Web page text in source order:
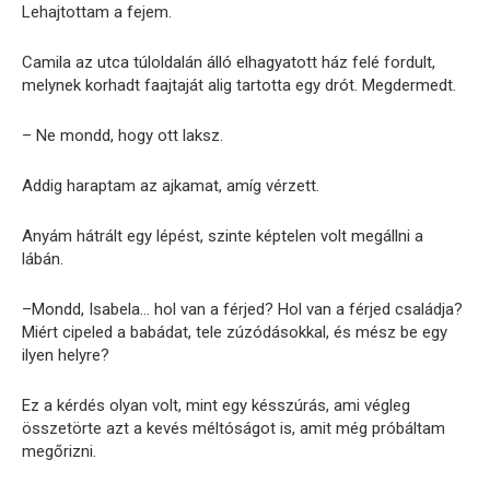
Lehajtottam a fejem.
Camila az utca túloldalán álló elhagyatott ház felé fordult,
melynek korhadt faajtaját alig tartotta egy drót. Megdermedt.
– Ne mondd, hogy ott laksz.
Addig haraptam az ajkamat, amíg vérzett.
Anyám hátrált egy lépést, szinte képtelen volt megállni a
lábán.
–Mondd, Isabela… hol van a férjed? Hol van a férjed családja?
Miért cipeled a babádat, tele zúzódásokkal, és mész be egy
ilyen helyre?
Ez a kérdés olyan volt, mint egy késszúrás, ami végleg
összetörte azt a kevés méltóságot is, amit még próbáltam
megőrizni.